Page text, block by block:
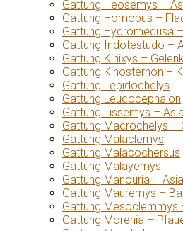
Gattung Heosemys –
Gattung Homopus –
Gattung Hydromedusa
Gattung Indotestudo –
Gattung Kinixys –
Gattung Kinosternon –
Gattung Lepidochelys
Gattung Leucocephalon
Gattung Lissemys –
Gattung Macrochelys –
Gattung Malaclemys
Gattung Malacochersus
Gattung Malayemys
Gattung Manouria –
Gattung Mauremys –
Gattung Mesoclemmys
Gattung Morenia –